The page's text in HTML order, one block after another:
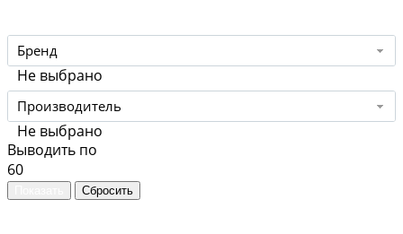
Бренд
Не выбрано
Производитель
Не выбрано
Выводить по
60